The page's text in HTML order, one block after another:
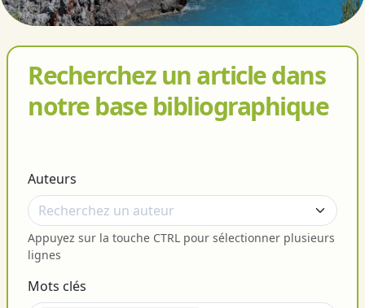
Recherchez un article dans
notre base bibliographique
Auteurs
Appuyez sur la touche CTRL pour sélectionner plusieurs
lignes
Mots clés